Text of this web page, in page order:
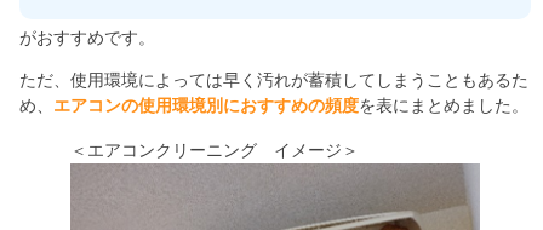
がおすすめです。
ただ、使用環境によっては早く汚れが蓄積してしまうこともあるた
め、 エアコンの使用環境別におすすめの頻度を表にまとめました。
＜エアコンクリーニング イメージ＞